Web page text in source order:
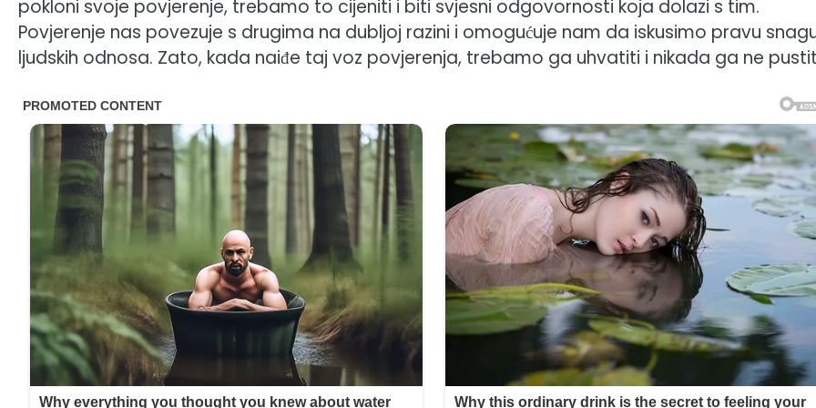
pokloni svoje povjerenje, trebamo to cijeniti i biti svjesni odgovornosti koja dolazi s tim.
Povjerenje nas povezuje s drugima na dubljoj razini i omogućuje nam da iskusimo pravu
ljudskih odnosa. Zato, kada naiđe taj voz povjerenja, trebamo ga uhvatiti i nikada ga ne